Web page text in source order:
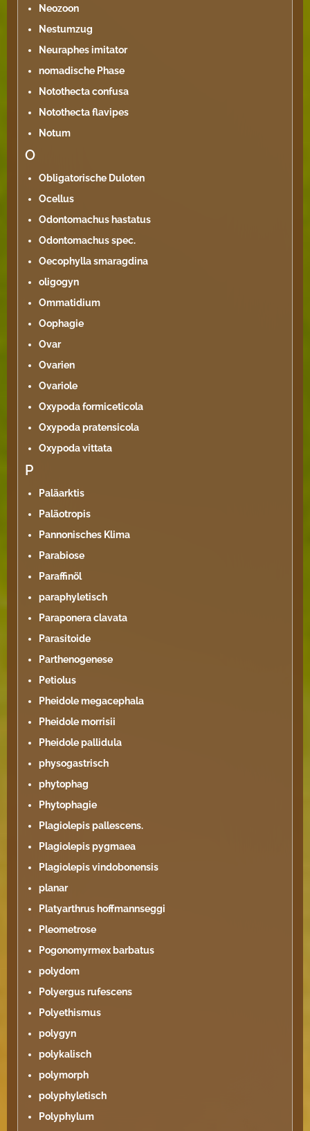
Neozoon
Nestumzug
Neuraphes imitator
nomadische Phase
Notothecta confusa
Notothecta flavipes
Notum
O
Obligatorische Duloten
Ocellus
Odontomachus hastatus
Odontomachus spec.
Oecophylla smaragdina
oligogyn
Ommatidium
Oophagie
Ovar
Ovarien
Ovariole
Oxypoda formiceticola
Oxypoda pratensicola
Oxypoda vittata
P
Paläarktis
Paläotropis
Pannonisches Klima
Parabiose
Paraffinöl
paraphyletisch
Paraponera clavata
Parasitoide
Parthenogenese
Petiolus
Pheidole megacephala
Pheidole morrisii
Pheidole pallidula
physogastrisch
phytophag
Phytophagie
Plagiolepis pallescens.
Plagiolepis pygmaea
Plagiolepis vindobonensis
planar
Platyarthrus hoffmannseggi
Pleometrose
Pogonomyrmex barbatus
polydom
Polyergus rufescens
Polyethismus
polygyn
polykalisch
polymorph
polyphyletisch
Polyphylum